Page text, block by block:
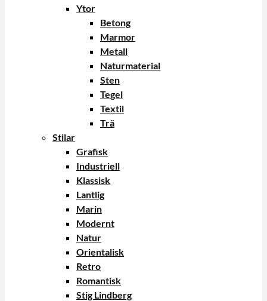
Ytor
Betong
Marmor
Metall
Naturmaterial
Sten
Tegel
Textil
Trä
Stilar
Grafisk
Industriell
Klassisk
Lantlig
Marin
Modernt
Natur
Orientalisk
Retro
Romantisk
Stig Lindberg